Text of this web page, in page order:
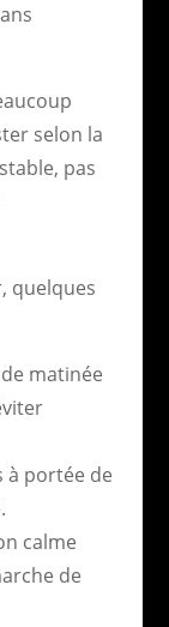
selon la
pas
quelques
matinée
à portée de
calme
de